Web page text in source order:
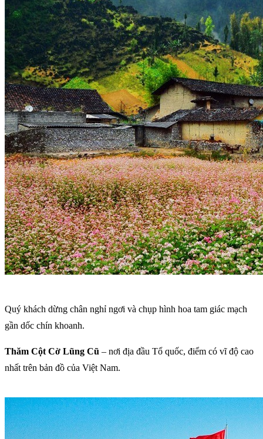
Quý khách dừng chân nghỉ ngơi và chụp hình hoa tam giác mạch
gần dốc chín khoanh.
Thăm Cột Cờ Lũng Cũ – nơi địa đầu Tổ quốc, điểm có vĩ độ cao
nhất trên bản đồ của Việt Nam.